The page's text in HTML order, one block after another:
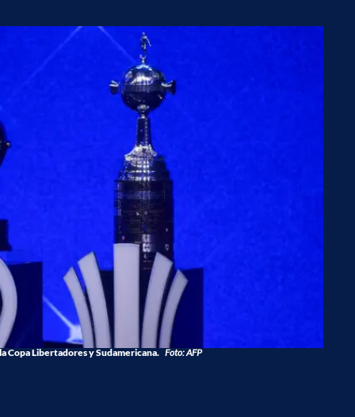
Copa Libertadores y Sudamericana. Foto: AFP